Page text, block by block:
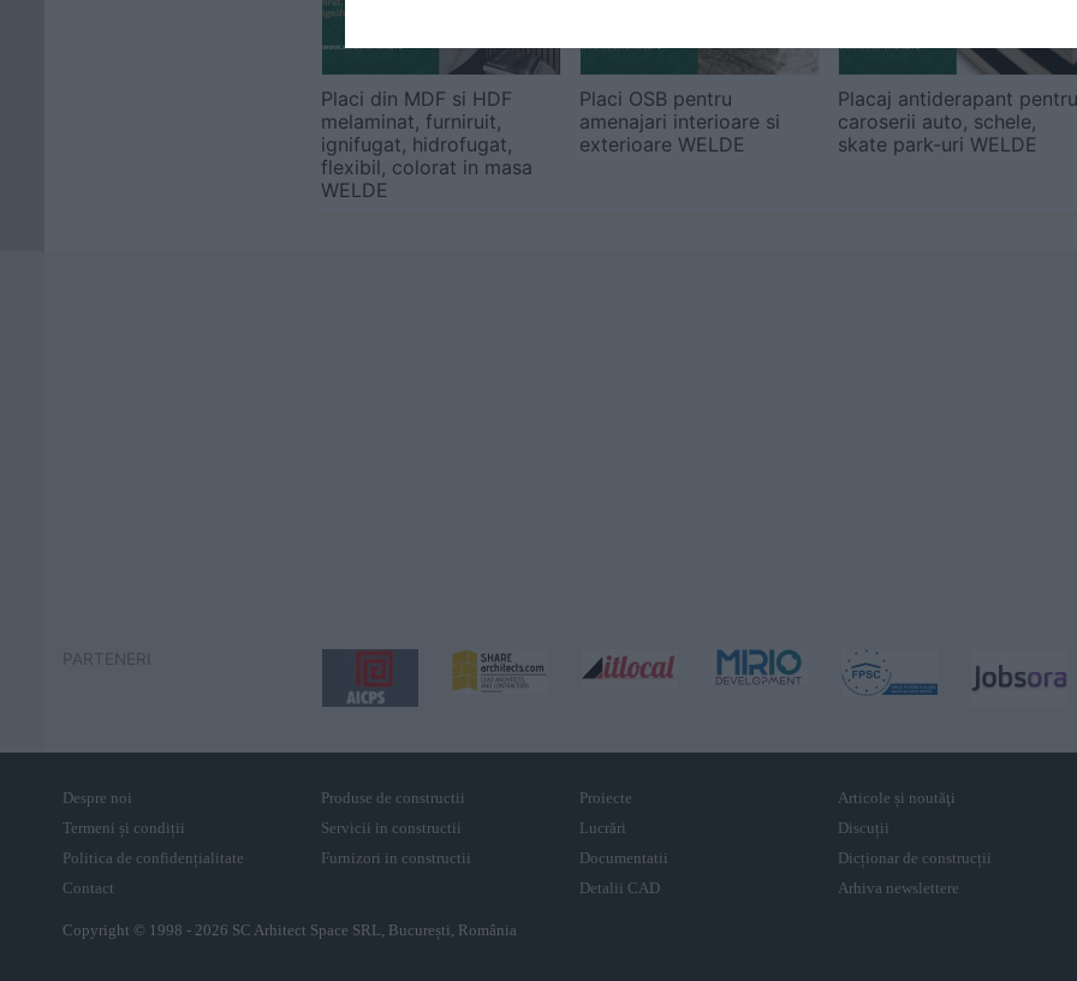
Placi din MDF si HDF
melaminat, furniruit,
ignifugat, hidrofugat,
flexibil, colorat in masa
WELDE
Placi OSB pentru
amenajari interioare si
exterioare WELDE
Placaj antiderapant pentru
caroserii auto, schele,
skate park-uri WELDE
PARTENERI
Despre noi
Termeni și condiții
Politica de confidențialitate
Contact
Produse de constructii
Servicii in constructii
Furnizori in constructii
Proiecte
Lucrări
Documentatii
Detalii CAD
Articole și noutăţi
Discuții
Dicționar de construcții
Arhiva newslettere
Copyright © 1998 - 2026 SC Arhitect Space SRL, București, România